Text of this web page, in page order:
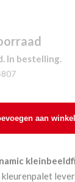
In bestelling.
aan
kleurenpalet